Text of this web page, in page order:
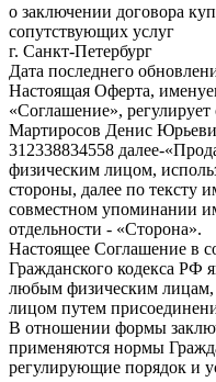
о заключении договора
сопутствующих услуг
г. Санкт-Петербург
Дата последнего
Настоящая Оферта,
«Соглашение»,
Мартиросов Денис
312338834558 далее-
физическим лицом,
стороны, далее по тексту
совместном упоминании
отдельности - «Сторона».
Настоящее Соглашение в
Гражданского кодекса РФ
любым физическим
лицом путем
В отношении формы
применяются нормы
регулирующие порядок и